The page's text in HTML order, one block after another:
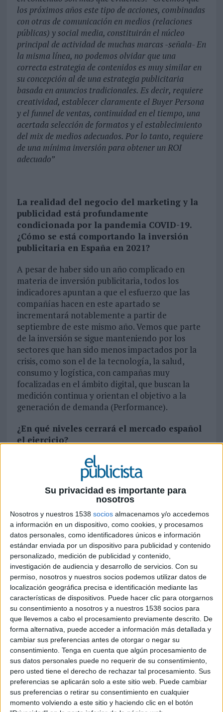
Su privacidad es importante para
nosotros
Nosotros y nuestros 1538 socios almacenamos y/o accedemos
a información en un dispositivo, como cookies, y procesamos
datos personales, como identificadores únicos e información
estándar enviada por un dispositivo para publicidad y contenido
personalizado, medición de publicidad y contenido,
investigación de audiencia y desarrollo de servicios. Con su
permiso, nosotros y nuestros socios podemos utilizar datos de
localización geográfica precisa e identificación mediante las
características de dispositivos. Puede hacer clic para otorgarnos
su consentimiento a nosotros y a nuestros 1538 socios para
que llevemos a cabo el procesamiento previamente descrito. De
forma alternativa, puede acceder a información más detallada y
cambiar sus preferencias antes de otorgar o negar su
consentimiento. Tenga en cuenta que algún procesamiento de
sus datos personales puede no requerir de su consentimiento,
pero usted tiene el derecho de rechazar tal procesamiento. Sus
preferencias se aplicarán solo a este sitio web. Puede cambiar
sus preferencias o retirar su consentimiento en cualquier
momento volviendo a este sitio y haciendo clic en el botón
los próximos años este tipo de acciones, combinadas
con otras de comunicación en medios (relaciones
públicas) y social media, constituirán el núcleo
principal de actividad de muchas marcas -señala- En
la misma línea, no podemos olvidar que una
correcta estrategia de contenidos es muy similar en
su concepción al de una estrategia publicitaria
basada en anuncios tradicionales. Es decir, requiere
creatividad, establecer claramente el Buyer Persona
y el funnel de ventas, continuidad en el tiempo, una
acertada selección de formatos y el establecimiento
del mix de medios adecuados. Por lo tanto, requiere
de una mínima inversión para obtener un ROI
adecuado”
La realidad del negocio del marketing y la
publicidad está profundamente
condicionada por la pandemia COVID-19.
¿Cómo se está comportando la inversión
publicitaria en España en 2021?
A pesar de haber sido un año complicado en
materia de inversión publicitaria, todos los
indicadores apuntan a que el esfuerzo que las
compañías hacen en este apartado se
incrementará notablemente a partir de
septiembre de este mismo año. Vemos que parte
de la inversión se sigue manteniendo por los
sectores que han sido menos impactados por la
crisis, como son el de la tecnología, la salud,
consumo y logística, con campañas muy
focalizadas en el ámbito digital, que buscan la
medición continua y orientan el objetivo a la
generación de demanda (Performance).
¿En qué niveles cerrará el mercado español
el ejercicio?
Tras el notable descenso de la inversión durante
el año pasado y primeros meses del presente
ejercicio, confiamos en que la cifra de crecimiento
repunte de los últimos meses del año y podamos
torno el 10%.
¿Cuándo podría recuperarse el mercado
local del severo ajuste y volver a niveles de
negocio de 2019?
Estoy convencido que el año que viene veremos
unas cifras de inversión en marketing y publicidad
similares a la registradas en el 2019. Si bien no
todos los sectores se van a comportar de la
misma manera existe una clara tendencia
generalizada a incrementar esta partida dentro
de las grandes y medianas organizaciones tanto
en negocios B2B como B2C.
El marketing y la comunicación digital ha
ejercido como locomotora y como
paracaídas, al mismo tiempo, para el